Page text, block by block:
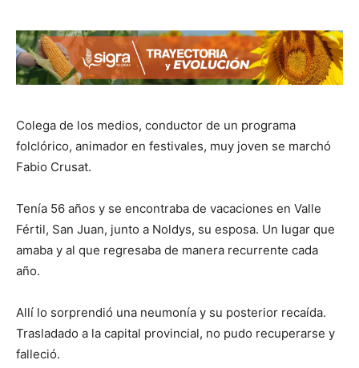
Colega de los medios, conductor de un programa
folclórico, animador en festivales, muy joven se marchó
Fabio Crusat.
Tenía 56 años y se encontraba de vacaciones en Valle
Fértil, San Juan, junto a Noldys, su esposa. Un lugar que
amaba y al que regresaba de manera recurrente cada
año.
Allí lo sorprendió una neumonía y su posterior recaída.
Trasladado a la capital provincial, no pudo recuperarse y
falleció.